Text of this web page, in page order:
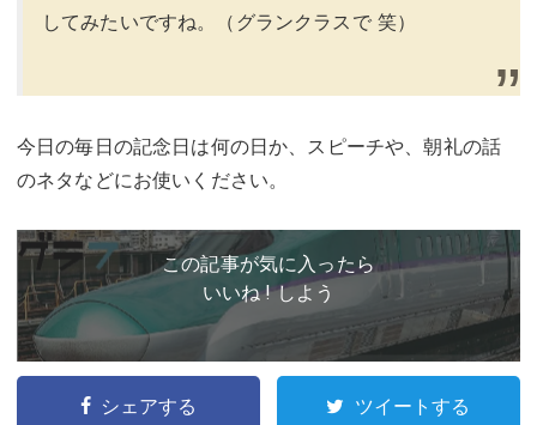
してみたいですね。（グランクラスで 笑）
今日の毎日の記念日は何の日か、スピーチや、朝礼の話
のネタなどにお使いください。
この記事が気に入ったら
いいね ! しよう
シェアする ツイートする